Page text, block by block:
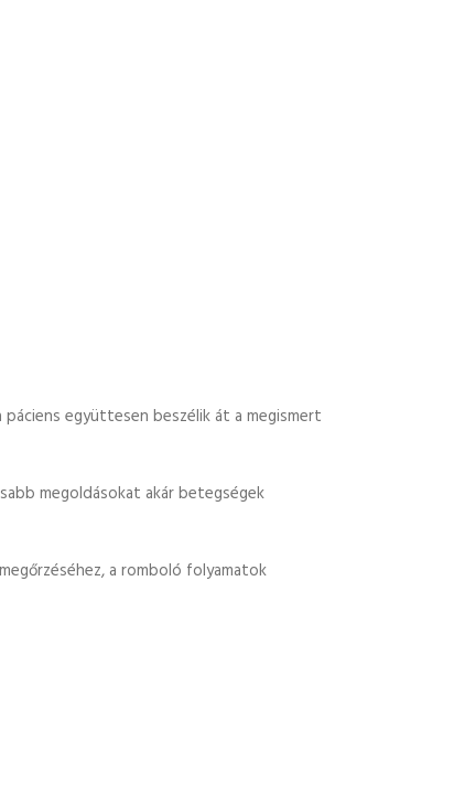
együttesen beszélik át a megismert
megoldásokat akár betegségek
a romboló folyamatok